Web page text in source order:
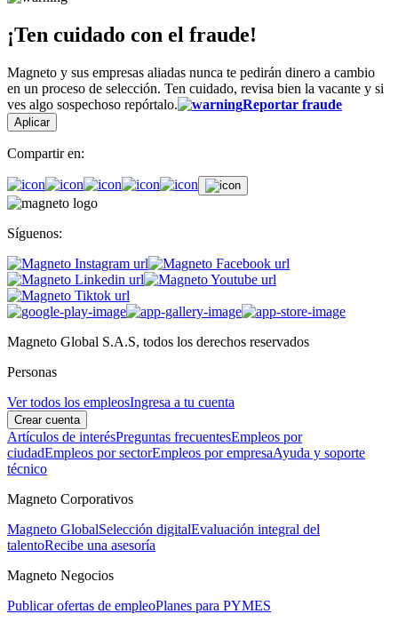
¡Ten cuidado con el fraude!
Magneto y sus empresas aliadas nunca te pedirán dinero a cambio
en un proceso de selección. Ten cuidado, revisa bien la vacante y si
ves algo sospechoso repórtalo.
Reportar fraude
Aplicar
Compartir en:
Síguenos:
Magneto Global S.A.S, todos los derechos reservados
Personas
Ver todos los empleosIngresa a tu cuenta
Crear cuenta
Artículos de interésPreguntas frecuentesEmpleos por
ciudadEmpleos por sectorEmpleos por empresaAyuda y soporte
técnico
Magneto Corporativos
Magneto GlobalSelección digitalEvaluación integral del
talentoRecibe una asesoría
Magneto Negocios
Publicar ofertas de empleoPlanes para PYMES